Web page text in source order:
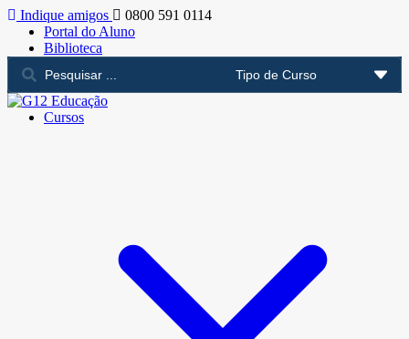
Indique amigos
0800 591 0114
Portal do Aluno
Biblioteca
Cursos